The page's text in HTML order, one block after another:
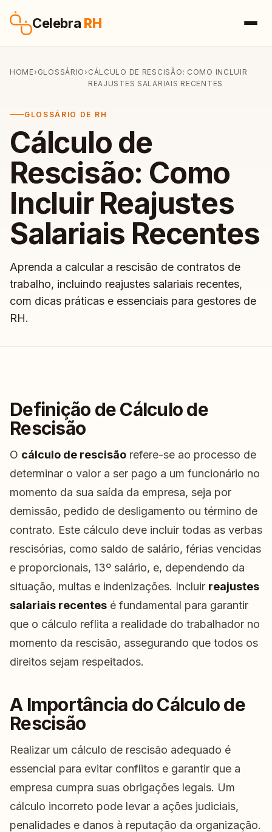
Celebra RH
HOME› GLOSSÁRIO› CÁLCULO DE RESCISÃO: COMO INCLUIR
REAJUSTES SALARIAIS RECENTES
GLOSSÁRIO DE RH
Cálculo de
Rescisão: Como
Incluir Reajustes
Salariais Recentes
Aprenda a calcular a rescisão de contratos de
trabalho, incluindo reajustes salariais recentes,
com dicas práticas e essenciais para gestores de
RH.
Definição de Cálculo de
Rescisão
O cálculo de rescisão refere-se ao processo de
determinar o valor a ser pago a um funcionário no
momento da sua saída da empresa, seja por
demissão, pedido de desligamento ou término de
contrato. Este cálculo deve incluir todas as verbas
rescisórias, como saldo de salário, férias vencidas
e proporcionais, 13º salário, e, dependendo da
situação, multas e indenizações. Incluir reajustes
salariais recentes é fundamental para garantir
que o cálculo reflita a realidade do trabalhador no
momento da rescisão, assegurando que todos os
direitos sejam respeitados.
A Importância do Cálculo de
Rescisão
Realizar um cálculo de rescisão adequado é
essencial para evitar conflitos e garantir que a
empresa cumpra suas obrigações legais. Um
cálculo incorreto pode levar a ações judiciais,
penalidades e danos à reputação da organização.